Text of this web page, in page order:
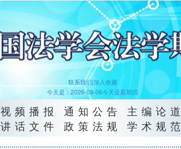
联系我们|加入收藏
今天是：2026-08-06今天是星期四
视频播报 通知公告 主编论道
讲话文件 政策法规 学术规范